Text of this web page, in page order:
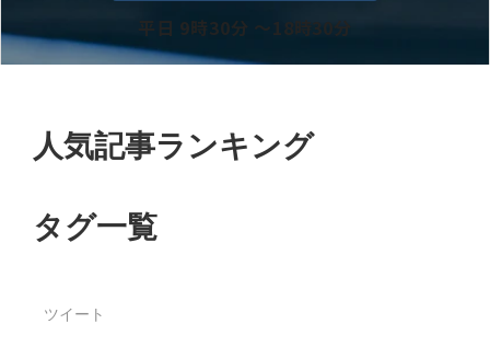
平日 9時30分 〜18時30分
人気記事ランキング
タグ一覧
ツイート